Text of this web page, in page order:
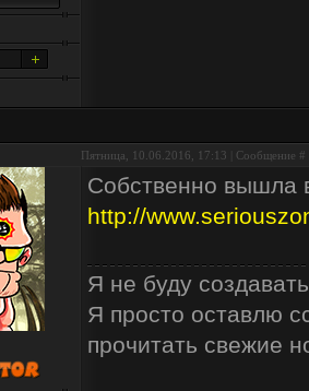
Пятница, 10.06.2016, 17:13 | Сообщение #
Собственно вышла
http://
Я не буду
Я просто оставлю
прочитать свежие